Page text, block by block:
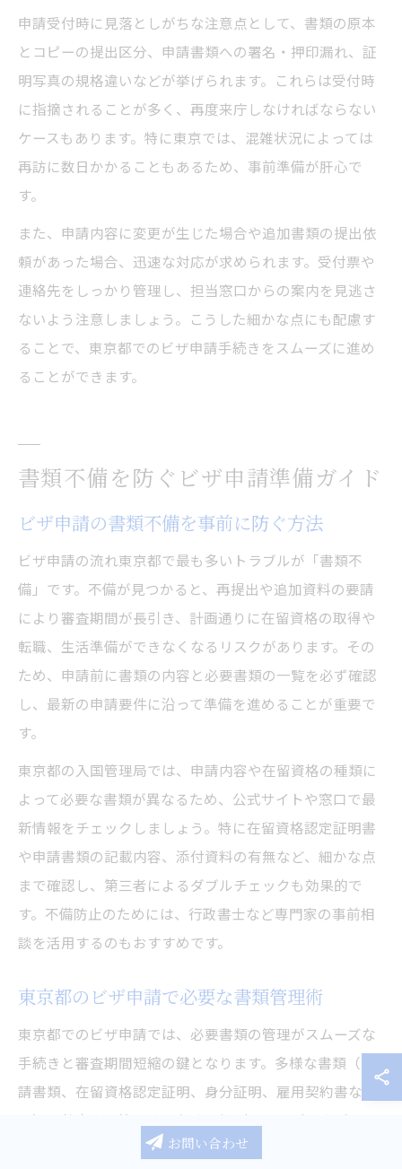
申請受付時に見落としがちな注意点として、書類の原本
とコピーの提出区分、申請書類への署名・押印漏れ、証
明写真の規格違いなどが挙げられます。これらは受付時
に指摘されることが多く、再度来庁しなければならない
ケースもあります。特に東京では、混雑状況によっては
再訪に数日かかることもあるため、事前準備が肝心で
す。
また、申請内容に変更が生じた場合や追加書類の提出依
頼があった場合、迅速な対応が求められます。受付票や
連絡先をしっかり管理し、担当窓口からの案内を見逃さ
ないよう注意しましょう。こうした細かな点にも配慮す
ることで、東京都でのビザ申請手続きをスムーズに進め
ることができます。
書類不備を防ぐビザ申請準備ガイド
ビザ申請の書類不備を事前に防ぐ方法
ビザ申請の流れ東京都で最も多いトラブルが「書類不
備」です。不備が見つかると、再提出や追加資料の要請
により審査期間が長引き、計画通りに在留資格の取得や
転職、生活準備ができなくなるリスクがあります。その
ため、申請前に書類の内容と必要書類の一覧を必ず確認
し、最新の申請要件に沿って準備を進めることが重要で
す。
東京都の入国管理局では、申請内容や在留資格の種類に
よって必要な書類が異なるため、公式サイトや窓口で最
新情報をチェックしましょう。特に在留資格認定証明書
や申請書類の記載内容、添付資料の有無など、細かな点
まで確認し、第三者によるダブルチェックも効果的で
す。不備防止のためには、行政書士など専門家の事前相
談を活用するのもおすすめです。
東京都のビザ申請で必要な書類管理術
東京都でのビザ申請では、必要書類の管理がスムーズな
手続きと審査期間短縮の鍵となります。多様な書類（申
請書類、在留資格認定証明、身分証明、雇用契約書な
ど）を効率よく管理するため、個別フォルダーやデジタ
ル管理ツールの活用が推奨されます。書類の原本・コピ
お問い合わせ